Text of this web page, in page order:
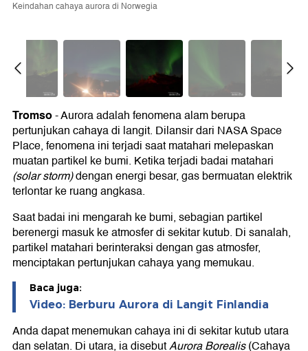
Keindahan cahaya aurora di Norwegia
Tromso- Aurora adalah fenomena alam berupa
pertunjukan cahaya di langit. Dilansir dari NASA Space
Place, fenomena ini terjadi saat matahari melepaskan
muatan partikel ke bumi. Ketika terjadi badai matahari
(solar storm)dengan energi besar, gas bermuatan elektrik
terlontar ke ruang angkasa.
Saat badai ini mengarah ke bumi, sebagian partikel
berenergi masuk ke atmosfer di sekitar kutub. Di sanalah,
partikel matahari berinteraksi dengan gas atmosfer,
menciptakan pertunjukan cahaya yang memukau.
Baca juga:
Video: Berburu Aurora di Langit Finlandia
Anda dapat menemukan cahaya ini di sekitar kutub utara
dan selatan. Di utara, ia disebutAurora Borealis(Cahaya